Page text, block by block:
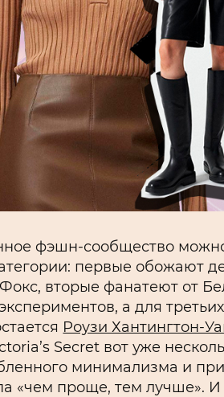
фэшн-сообщество
первые обожают
вторые фанатеют от
а для
Роузи Хантингтон-
Secret вот уже
минимализма и
«чем проще, тем лучше». И